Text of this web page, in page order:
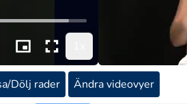
Dölj rader
Ändra videovyer